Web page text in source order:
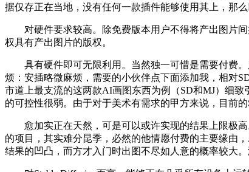
据仅存正在当地，没有任何一款插件能够使用其上，那
对硬件要求较高。除免费版本用户不得将产出图片间
权具有产出图片的版权。
具有硬件即可无限利用。当然独一可惜是需要付费。
烦：安插略微麻烦，需要的小伙伴点下面添加我，相对
市道上最支流的这两款AI画图东西为例（SD和MJ）细致
的可控性很弱。由于对于美术有需求的甲方来说，目前
愈加实正在天然，可是可以或许实现的结果上限极高
的项目，其实难分昆季，必然的他情愿付费的主要缘由
结果的凹凸，而方才入门时出图不尽如人意的概率较大